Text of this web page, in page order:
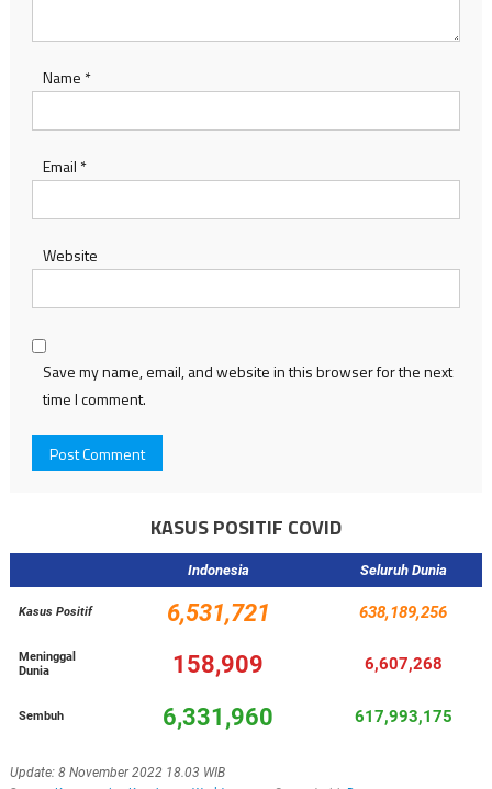
Name *
Email *
Website
Save my name, email, and website in this browser for the next
time I comment.
KASUS POSITIF COVID